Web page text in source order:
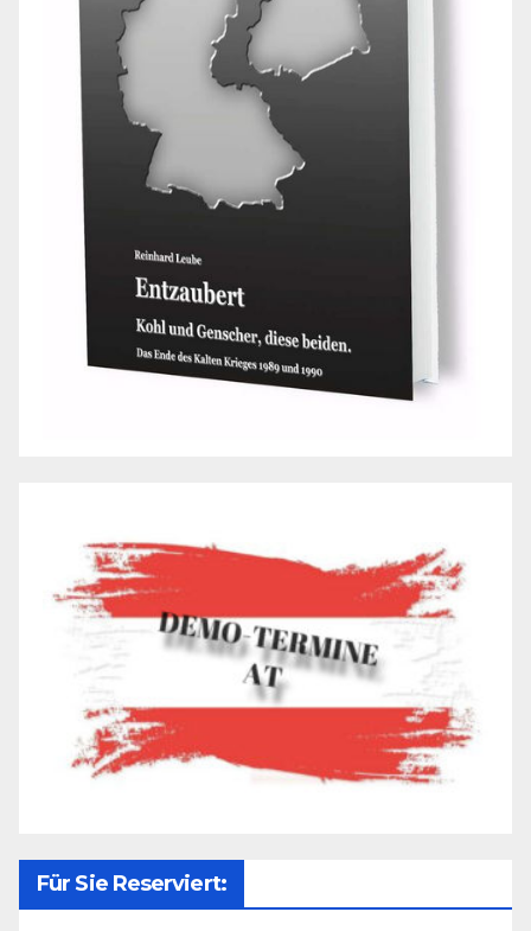
Für Sie Reserviert: